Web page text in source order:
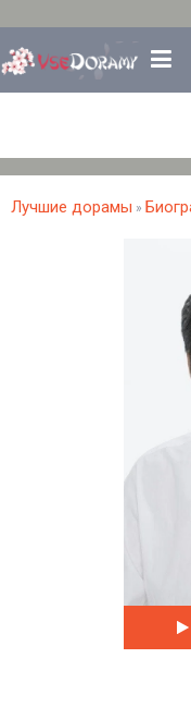
Лучшие дорамы »